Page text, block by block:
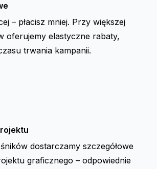
– płacisz mniej. Przy większej
oferujemy elastyczne rabaty,
trwania kampanii.
dostarczamy szczegółowe
graficznego – odpowiednie